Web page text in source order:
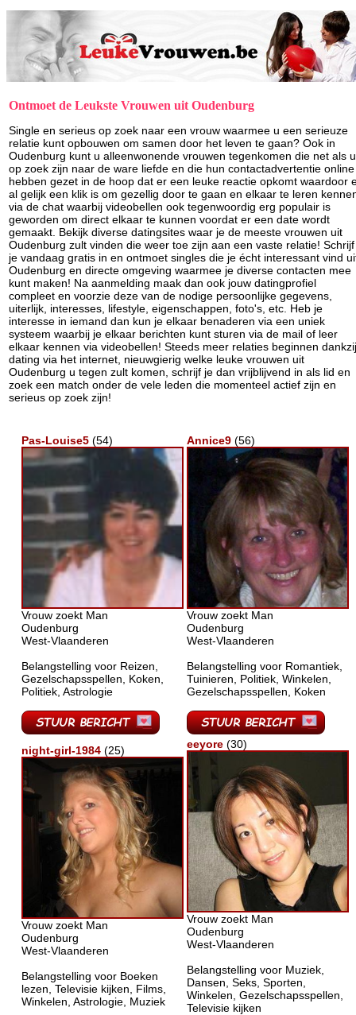
Ontmoet de Leukste Vrouwen uit Oudenburg
Single en serieus op zoek naar een vrouw waarmee u een serieuze
relatie kunt opbouwen om samen door het leven te gaan? Ook in
Oudenburg kunt u alleenwonende vrouwen tegenkomen die net als u
op zoek zijn naar de ware liefde en die hun contactadvertentie online
hebben gezet in de hoop dat er een leuke reactie opkomt waardoor
al gelijk een klik is om gezellig door te gaan en elkaar te leren
via de chat waarbij videobellen ook tegenwoordig erg populair is
geworden om direct elkaar te kunnen voordat er een date wordt
gemaakt. Bekijk diverse datingsites waar je de meeste vrouwen uit
Oudenburg zult vinden die weer toe zijn aan een vaste relatie! Schrijf
je vandaag gratis in en ontmoet singles die je écht interessant vind
Oudenburg en directe omgeving waarmee je diverse contacten mee
kunt maken! Na aanmelding maak dan ook jouw datingprofiel
compleet en voorzie deze van de nodige persoonlijke gegevens,
uiterlijk, interesses, lifestyle, eigenschappen, foto's, etc. Heb je
interesse in iemand dan kun je elkaar benaderen via een uniek
systeem waarbij je elkaar berichten kunt sturen via de mail of leer
elkaar kennen via videobellen! Steeds meer relaties beginnen dankzij
dating via het internet, nieuwgierig welke leuke vrouwen uit
Oudenburg u tegen zult komen, schrijf je dan vrijblijvend in als lid en
zoek een match onder de vele leden die momenteel actief zijn en
serieus op zoek zijn!
Pas-Louise5 (54)
Vrouw zoekt Man
Oudenburg
West-Vlaanderen
Belangstelling voor Reizen,
Gezelschapsspellen, Koken,
Politiek, Astrologie
Annice9 (56)
Vrouw zoekt Man
Oudenburg
West-Vlaanderen
Belangstelling voor Romantiek,
Tuinieren, Politiek, Winkelen,
Gezelschapsspellen, Koken
night-girl-1984 (25)
Vrouw zoekt Man
Oudenburg
West-Vlaanderen
Belangstelling voor Boeken
lezen, Televisie kijken, Films,
Winkelen, Astrologie, Muziek
eeyore (30)
Vrouw zoekt Man
Oudenburg
West-Vlaanderen
Belangstelling voor Muziek,
Dansen, Seks, Sporten,
Winkelen, Gezelschapsspellen,
Televisie kijken